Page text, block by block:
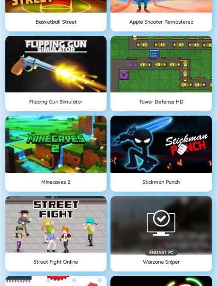
Basketball Street Apple Shooter Remastered
Flipping Gun Simulator Tower Defense HD
Minecaves 2 Stickman Punch
Street Fight Online
ENDAST PC
Warzone Sniper